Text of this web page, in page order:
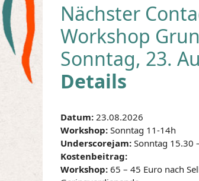
Nächster
Workshop
Sonntag, 23.
Details
Datum: 23.08.2026
Workshop: Sonntag 11-14h
Underscorejam: Sonntag 15.30
Kostenbeitrag:
Workshop: 65 – 45 Euro nach